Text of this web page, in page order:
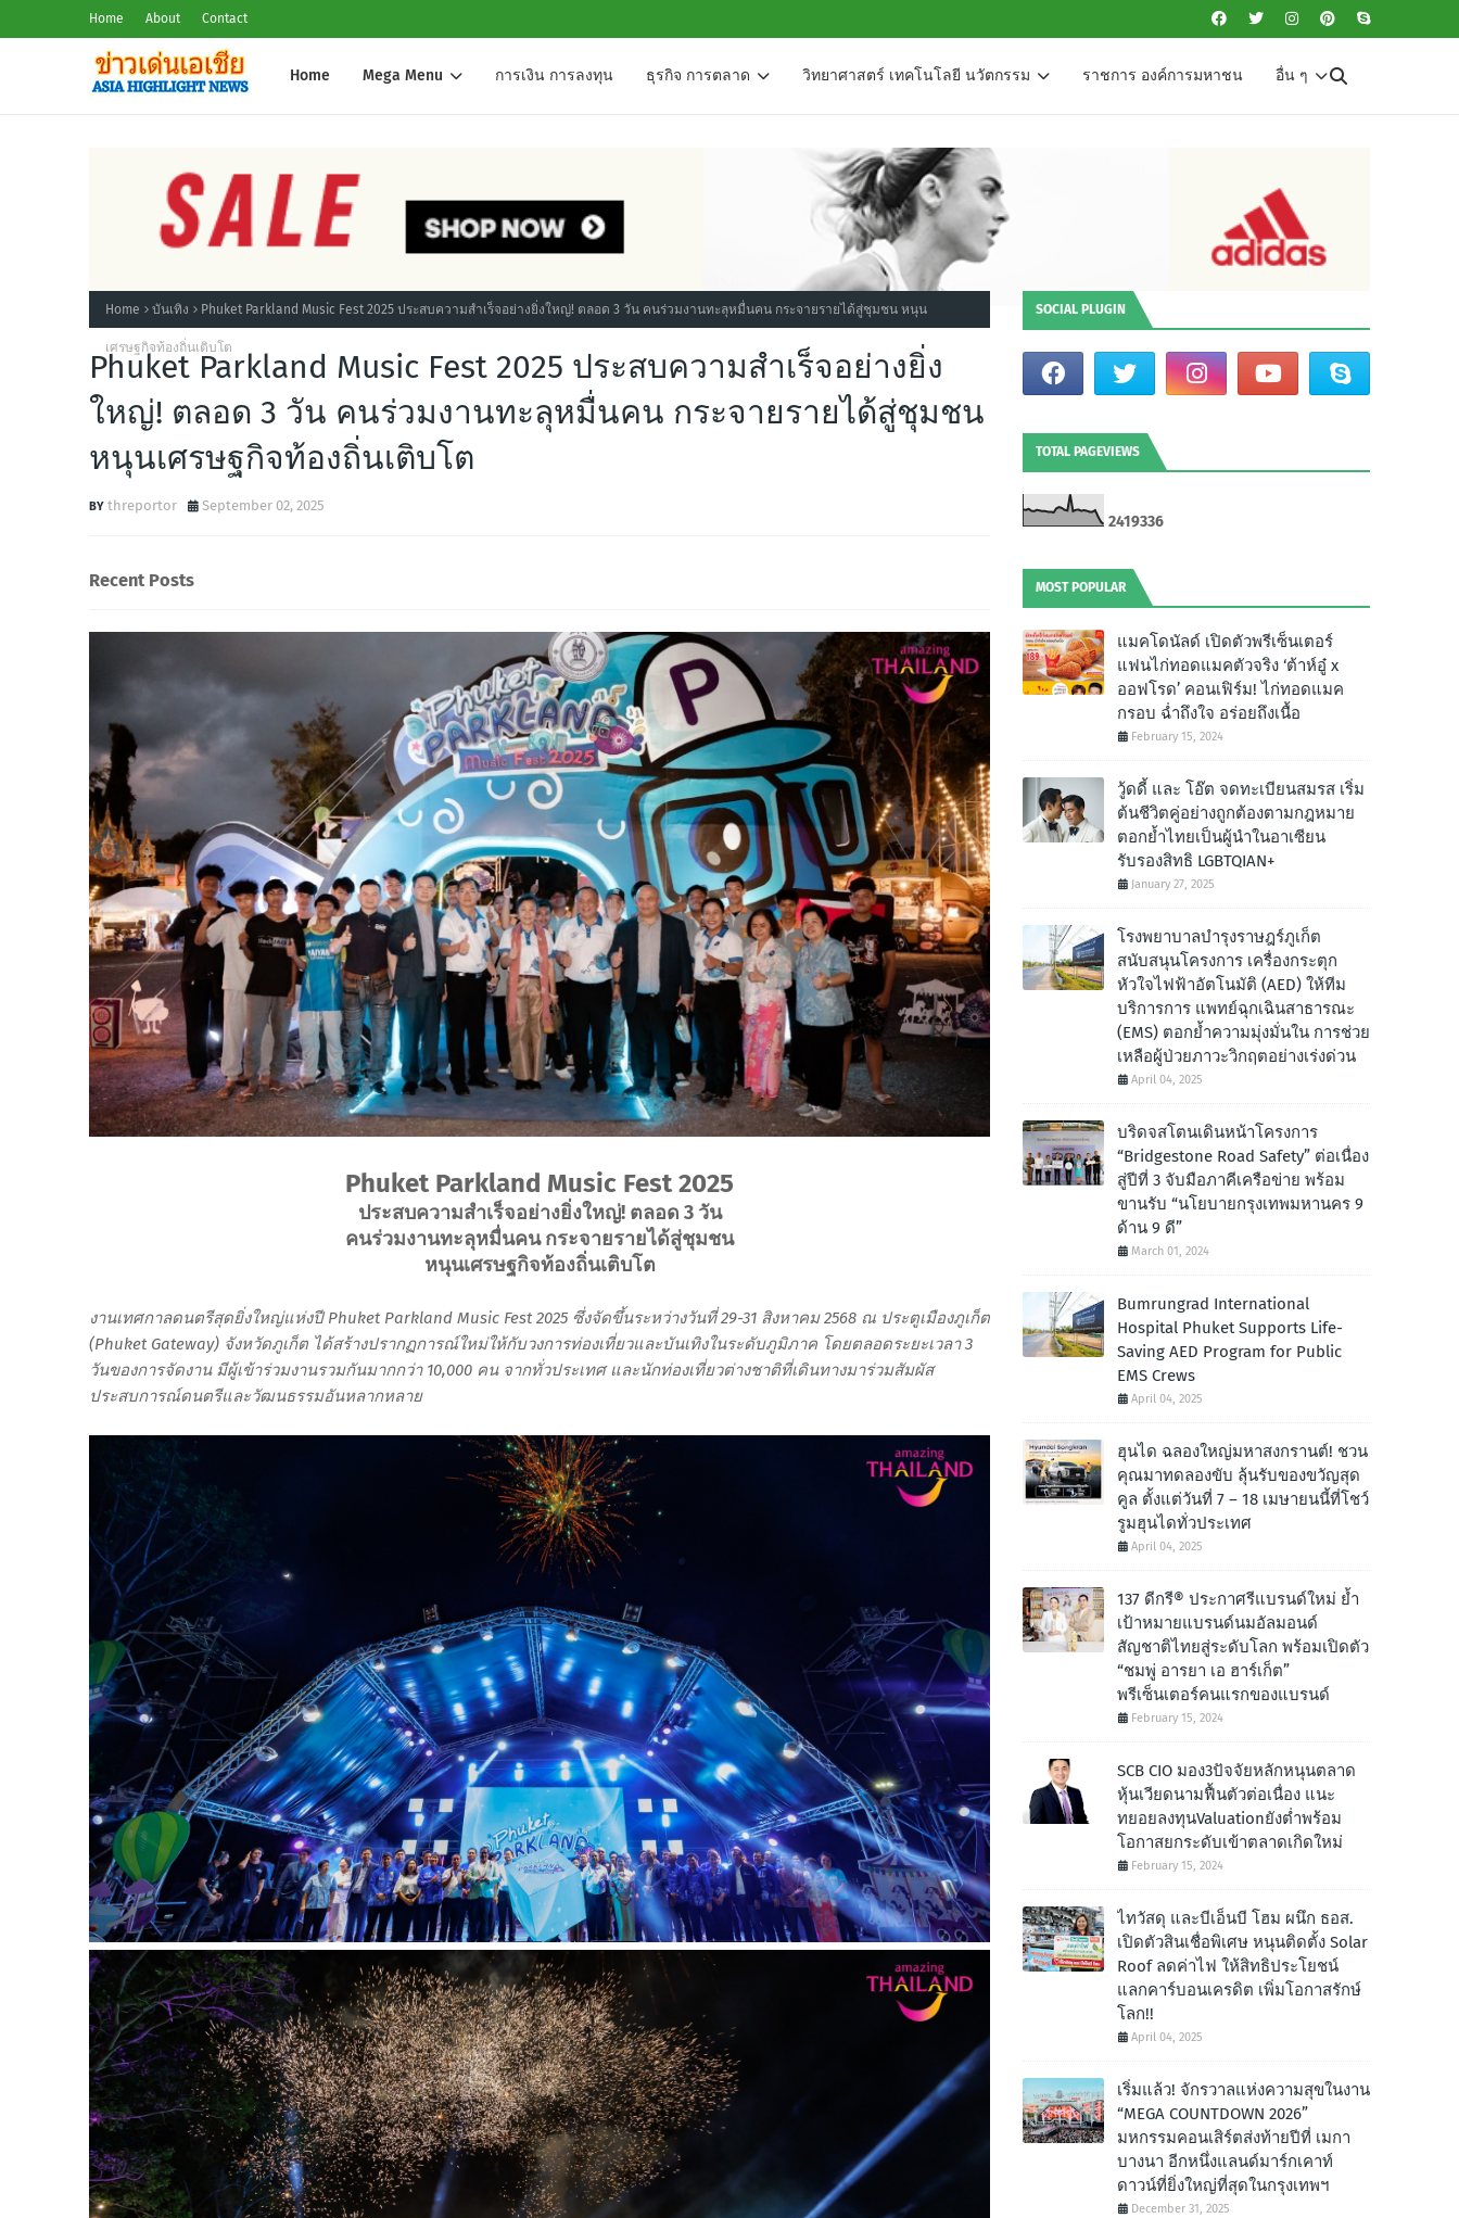
Home About Contact
Home Mega Menu การเงิน การลงทุน ธุรกิจ การตลาด วิทยาศาสตร์ เทคโนโลยี นวัตกรรม ราชการ องค์การมหาชน อื่น ๆ
Home บันเทิง Phuket Parkland Music Fest 2025 ประสบความสำเร็จอย่างยิ่งใหญ่! ตลอด 3 วัน คนร่วมงานทะลุหมื่นคน กระจายรายได้สู่ชุมชน หนุน
เศรษฐกิจท้องถิ่นเติบโต
Phuket Parkland Music Fest 2025 ประสบความสำเร็จอย่างยิ่ง
ใหญ่! ตลอด 3 วัน คนร่วมงานทะลุหมื่นคน กระจายรายได้สู่ชุมชน
หนุนเศรษฐกิจท้องถิ่นเติบโต
threportor September 02, 2025
Recent Posts
Phuket Parkland Music Fest 2025
ประสบความสำเร็จอย่างยิ่งใหญ่! ตลอด 3 วัน
คนร่วมงานทะลุหมื่นคน กระจายรายได้สู่ชุมชน
หนุนเศรษฐกิจท้องถิ่นเติบโต
งานเทศกาลดนตรีสุดยิ่งใหญ่แห่งปี Phuket Parkland Music Fest 2025 ซึ่งจัดขึ้นระหว่างวันที่ 29-31 สิงหาคม 2568 ณ ประตูเมืองภูเก็ต
(Phuket Gateway) จังหวัดภูเก็ต ได้สร้างปรากฏการณ์ใหม่ให้กับวงการท่องเที่ยวและบันเทิงในระดับภูมิภาค โดยตลอดระยะเวลา 3
วันของการจัดงาน มีผู้เข้าร่วมงานรวมกันมากกว่า 10,000 คน จากทั่วประเทศ และนักท่องเที่ยวต่างชาติที่เดินทางมาร่วมสัมผัส
ประสบการณ์ดนตรีและวัฒนธรรมอันหลากหลาย
SOCIAL PLUGIN
TOTAL PAGEVIEWS
2419336
MOST POPULAR
แมคโดนัลด์ เปิดตัวพรีเซ็นเตอร์
แฟนไก่ทอดแมคตัวจริง ‘ต้าห์อู๋ x
ออฟโรด’ คอนเฟิร์ม! ไก่ทอดแมค
กรอบ ฉํ่าถึงใจ อร่อยถึงเนื้อ
February 15, 2024
วู้ดดี้ และ โอ๊ต จดทะเบียนสมรส เริ่ม
ต้นชีวิตคู่อย่างถูกต้องตามกฎหมาย
ตอกย้ำไทยเป็นผู้นำในอาเซียน
รับรองสิทธิ LGBTQIAN+
January 27, 2025
โรงพยาบาลบำรุงราษฎร์ภูเก็ต
สนับสนุนโครงการ เครื่องกระตุก
หัวใจไฟฟ้าอัตโนมัติ (AED) ให้ทีม
บริการการ แพทย์ฉุกเฉินสาธารณะ
(EMS) ตอกย้ำความมุ่งมั่นใน การช่วย
เหลือผู้ป่วยภาวะวิกฤตอย่างเร่งด่วน
April 04, 2025
บริดจสโตนเดินหน้าโครงการ
“Bridgestone Road Safety” ต่อเนื่อง
สู่ปีที่ 3 จับมือภาคีเครือข่าย พร้อม
ขานรับ “นโยบายกรุงเทพมหานคร 9
ด้าน 9 ดี”
March 01, 2024
Bumrungrad International
Hospital Phuket Supports Life-
Saving AED Program for Public
EMS Crews
April 04, 2025
ฮุนได ฉลองใหญ่มหาสงกรานต์! ชวน
คุณมาทดลองขับ ลุ้นรับของขวัญสุด
คูล ตั้งแต่วันที่ 7 – 18 เมษายนนี้ที่โชว์
รูมฮุนไดทั่วประเทศ
April 04, 2025
137 ดีกรี® ประกาศรีแบรนด์ใหม่ ย้ำ
เป้าหมายแบรนด์นมอัลมอนด์
สัญชาติไทยสู่ระดับโลก พร้อมเปิดตัว
“ชมพู่ อารยา เอ ฮาร์เก็ต”
พรีเซ็นเตอร์คนแรกของแบรนด์
February 15, 2024
SCB CIO มอง3ปัจจัยหลักหนุนตลาด
หุ้นเวียดนามฟื้นตัวต่อเนื่อง แนะ
ทยอยลงทุนValuationยังต่ำพร้อม
โอกาสยกระดับเข้าตลาดเกิดใหม่
February 15, 2024
ไทวัสดุ และบีเอ็นบี โฮม ผนึก ธอส.
เปิดตัวสินเชื่อพิเศษ หนุนติดตั้ง Solar
Roof ลดค่าไฟ ให้สิทธิประโยชน์
แลกคาร์บอนเครดิต เพิ่มโอกาสรักษ์
โลก!!
April 04, 2025
เริ่มแล้ว! จักรวาลแห่งความสุขในงาน
“MEGA COUNTDOWN 2026”
มหกรรมคอนเสิร์ตส่งท้ายปีที่ เมกา
บางนา อีกหนึ่งแลนด์มาร์กเคาท์
ดาวน์ที่ยิ่งใหญ่ที่สุดในกรุงเทพฯ
December 31, 2025